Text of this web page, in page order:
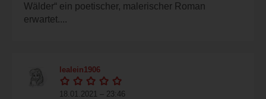
Wälder“ ein poetischer, malerischer Roman
erwartet....
lealein1906
18.01.2021 – 23:46